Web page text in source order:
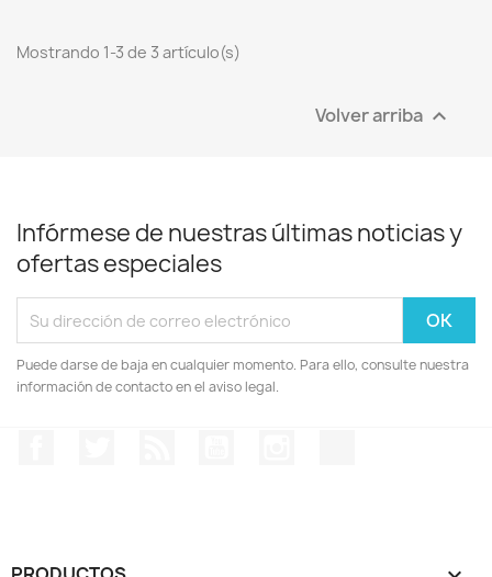
Mostrando 1-3 de 3 artículo(s)
Volver arriba 
Infórmese de nuestras últimas noticias y
ofertas especiales
Puede darse de baja en cualquier momento. Para ello, consulte nuestra
información de contacto en el aviso legal.